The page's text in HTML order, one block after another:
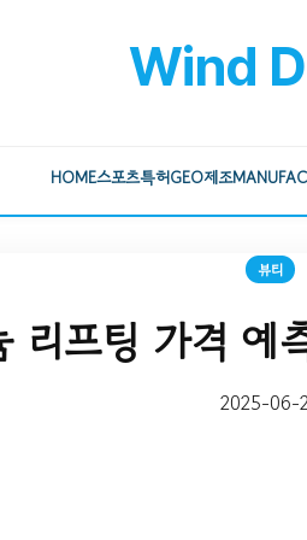
Wind
HOME스포츠특허GEO제조
뷰티
리프팅 가격 예
2025-06-